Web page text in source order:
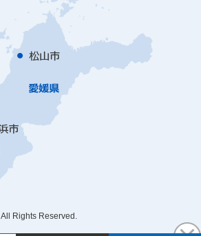
Rights Reserved.